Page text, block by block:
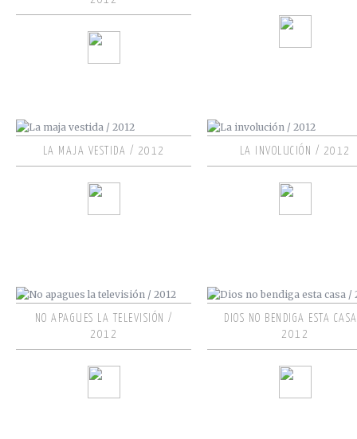
LA MAJA VESTIDA / 2012 LA INVOLUCIÓN / 2012
NO APAGUES LA TELEVISIÓN /
2012
DIOS NO BENDIGA ESTA
2012